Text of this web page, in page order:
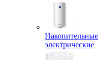
Накопительные
электрические